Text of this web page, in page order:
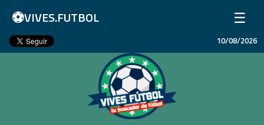
⚽VIVES.FUTBOL ☰
Inicio
10/08/2026